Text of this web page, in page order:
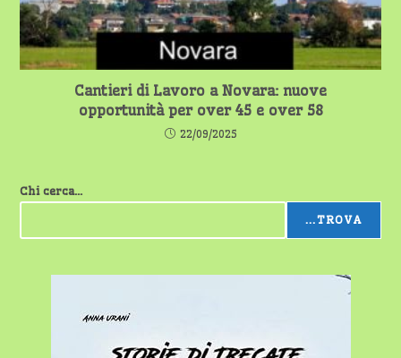
Cantieri di Lavoro a Novara: nuove
opportunità per over 45 e over 58
22/09/2025
Chi cerca...
...TROVA